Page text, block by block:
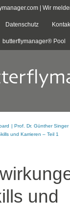
| Wir
Datenschutz
butterflymanager® Pool
Prof. Dr. Günther Singer
und Karrieren – Teil 1
und